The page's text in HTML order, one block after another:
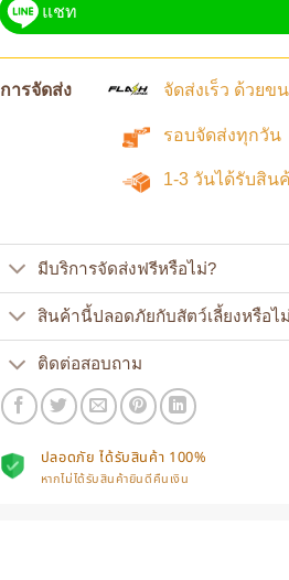
แชท
การจัดส่ง จัดส่งเร็ว ด้วยข
รอบจัดส่งทุกวัน
1-3 วันได้รับสิน
มีบริการจัดส่งฟรีหรือไม่?
สินค้านี้ปลอดภัยกับสัตว์เลี้ยงหรือไ
ติดต่อสอบถาม
ปลอดภัย ได้รับสินค้า 100%
หากไม่ได้รับสินค้ายินดีคืนเงิน